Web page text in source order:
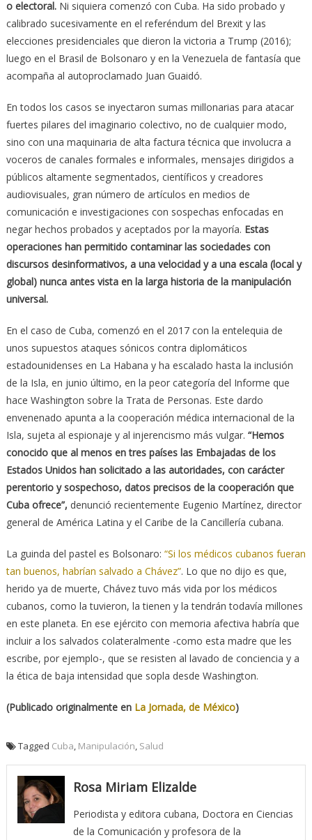
o electoral.Ni siquiera comenzó con Cuba. Ha sido probado y
calibrado sucesivamente en el referéndum del Brexit y las
elecciones presidenciales que dieron la victoria a Trump (2016);
luego en el Brasil de Bolsonaro y en la Venezuela de fantasía que
acompaña al autoproclamado Juan Guaidó.
En todos los casos se inyectaron sumas millonarias para atacar
fuertes pilares del imaginario colectivo, no de cualquier modo,
sino con una maquinaria de alta factura técnica que involucra a
voceros de canales formales e informales, mensajes dirigidos a
públicos altamente segmentados, científicos y creadores
audiovisuales, gran número de artículos en medios de
comunicación e investigaciones con sospechas enfocadas en
negar hechos probados y aceptados por la mayoría. Estas
operaciones han permitido contaminar las sociedades con
discursos desinformativos, a una velocidad y a una escala (local y
global) nunca antes vista en la larga historia de la manipulación
universal.
En el caso de Cuba, comenzó en el 2017 con la entelequia de
unos supuestos ataques sónicos contra diplomáticos
estadounidenses en La Habana y ha escalado hasta la inclusión
de la Isla, en junio último, en la peor categoría del Informe que
hace Washington sobre la Trata de Personas. Este dardo
envenenado apunta a la cooperación médica internacional de la
Isla, sujeta al espionaje y al injerencismo más vulgar. “Hemos
conocido que al menos en tres países las Embajadas de los
Estados Unidos han solicitado a las autoridades, con carácter
perentorio y sospechoso, datos precisos de la cooperación que
Cuba ofrece”, denunció recientemente Eugenio Martínez, director
general de América Latina y el Caribe de la Cancillería cubana.
La guinda del pastel es Bolsonaro: “Si los médicos cubanos fueran
tan buenos, habrían salvado a Chávez”. Lo que no dijo es que,
herido ya de muerte, Chávez tuvo más vida por los médicos
cubanos, como la tuvieron, la tienen y la tendrán todavía millones
en este planeta. En ese ejército con memoria afectiva habría que
incluir a los salvados colateralmente -como esta madre que les
escribe, por ejemplo-, que se resisten al lavado de conciencia y a
la ética de baja intensidad que sopla desde Washington.
(Publicado originalmente en La Jornada, de México)
Tagged Cuba, Manipulación, Salud
Rosa Miriam Elizalde
Periodista y editora cubana, Doctora en Ciencias
de la Comunicación y profesora de la